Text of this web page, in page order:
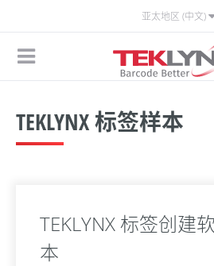
亚太地区 (中文)
TEKLYNX 标签样本
TEKLYNX 标签创建
本